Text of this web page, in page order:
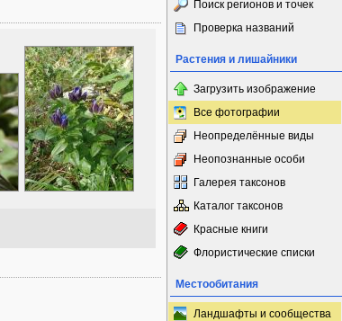
Поиск регионов и точек
Проверка названий
Растения и лишайники
Загрузить изображение
Все фотографии
Неопределённые виды
Неопознанные особи
Галерея таксонов
Каталог таксонов
Красные книги
Флористические списки
Местообитания
Ландшафты и сообщества